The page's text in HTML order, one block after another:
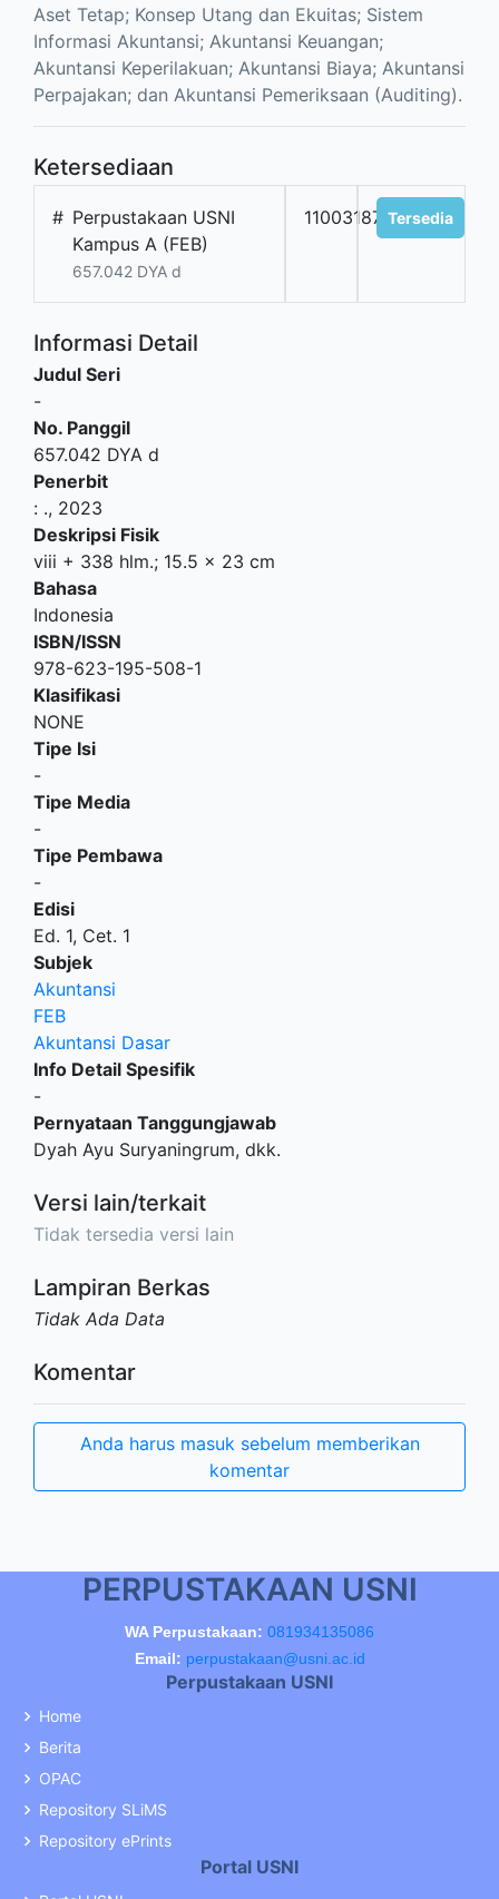
Aset Tetap; Konsep Utang dan Ekuitas; Sistem
Informasi Akuntansi; Akuntansi Keuangan;
Akuntansi Keperilakuan; Akuntansi Biaya; Akuntansi
Perpajakan; dan Akuntansi Pemeriksaan (Auditing).
Ketersediaan
# Perpustakaan USNI
Kampus A (FEB)
657.042 DYA d
11003187 Tersedia
Informasi Detail
Judul Seri
-
No. Panggil
657.042 DYA d
Penerbit
: ., 2023
Deskripsi Fisik
viii + 338 hlm.; 15.5 x 23 cm
Bahasa
Indonesia
ISBN/ISSN
978-623-195-508-1
Klasifikasi
NONE
Tipe Isi
-
Tipe Media
-
Tipe Pembawa
-
Edisi
Ed. 1, Cet. 1
Subjek
Akuntansi
FEB
Akuntansi Dasar
Info Detail Spesifik
-
Pernyataan Tanggungjawab
Dyah Ayu Suryaningrum, dkk.
Versi lain/terkait
Tidak tersedia versi lain
Lampiran Berkas
Tidak Ada Data
Komentar
Anda harus masuk sebelum memberikan
komentar
PERPUSTAKAAN USNI
WA Perpustakaan: 081934135086
Email: perpustakaan@usni.ac.id
Perpustakaan USNI
Home
Berita
OPAC
Repository SLiMS
Repository ePrints
Portal USNI